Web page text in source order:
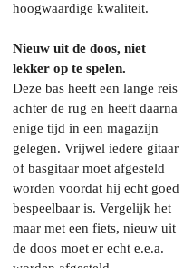
hoogwaardige kwaliteit.
Nieuw uit de doos, niet
lekker op te spelen.
Deze bas heeft een lange reis
achter de rug en heeft daarna
enige tijd in een magazijn
gelegen. Vrijwel iedere gitaar
of basgitaar moet afgesteld
worden voordat hij echt goed
bespeelbaar is. Vergelijk het
maar met een fiets, nieuw uit
de doos moet er echt e.e.a.